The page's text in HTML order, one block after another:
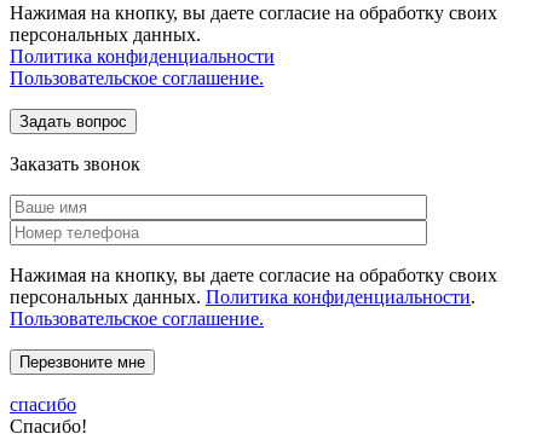
Нажимая на кнопку, вы даете согласие на обработку своих
персональных данных.
Политика конфиденциальности
Пользовательское соглашение.
Заказать звонок
Нажимая на кнопку, вы даете согласие на обработку своих
персональных данных. Политика конфиденциальности.
Пользовательское соглашение.
спасибо
Спасибо!